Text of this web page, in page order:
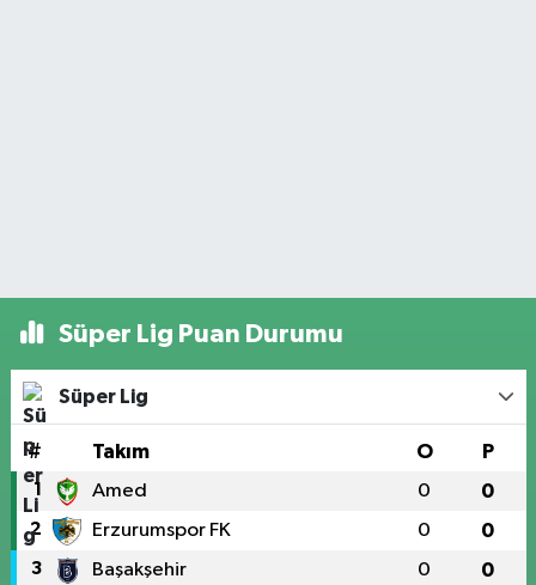
Süper Lig Puan Durumu
Süper Lig
# Takım O P
1 Amed 0 0
2 Erzurumspor FK 0 0
3 Başakşehir 0 0